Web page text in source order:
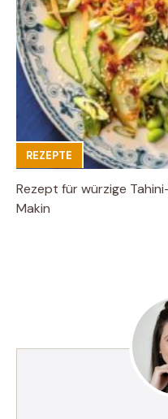
REZEPTE
Rezept für würzige
Makin